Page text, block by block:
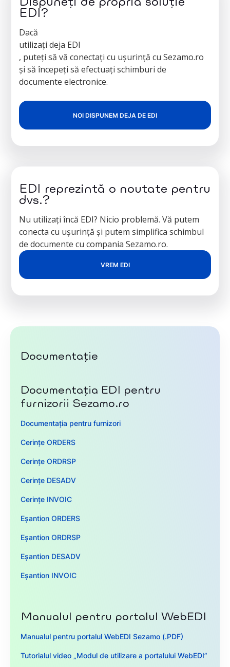
EDI?
Dacă
utilizați deja EDI
, puteți să vă conectați cu ușurință cu Sezamo.ro
și să începeți să efectuați schimburi de
documente electronice.
NOI DISPUNEM DEJA DE EDI
EDI reprezintă o noutate pentru
dvs.?
Nu utilizați încă EDI? Nicio problemă. Vă putem
conecta cu ușurință și putem simplifica schimbul
de documente cu compania Sezamo.ro.
VREM EDI
Documentație
Documentația EDI pentru
furnizorii Sezamo.ro
Documentația pentru furnizori
Cerințe ORDERS
Cerințe ORDRSP
Cerințe DESADV
Cerințe INVOIC
Eșantion ORDERS
Eșantion ORDRSP
Eșantion DESADV
Eșantion INVOIC
Manualul pentru portalul WebEDI
Manualul pentru portalul WebEDI Sezamo (.PDF)
Tutorialul video „Modul de utilizare a portalului WebEDI”